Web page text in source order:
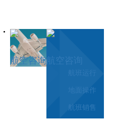
航空咨询航空咨询
航班运行
地面操作
航班销售